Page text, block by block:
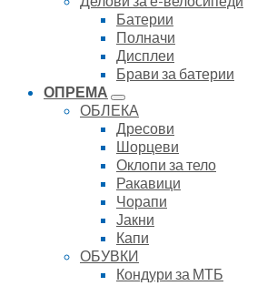
Батерии
Полначи
Дисплеи
Брави за батерии
ОПРЕМА
ОБЛЕКА
Дресови
Шорцеви
Оклопи за тело
Ракавици
Чорапи
Јакни
Капи
ОБУВКИ
Кондури за МТБ